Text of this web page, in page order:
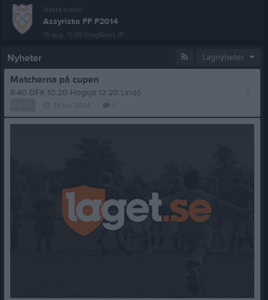
Nästa match
Assyriska FF F2014
15 aug, 11:00 Vingåkers IP
Nyheter Lagnyheter
Matcherna på cupen
8:40 DFK 10:20 Högsjö 12:20 Lindö